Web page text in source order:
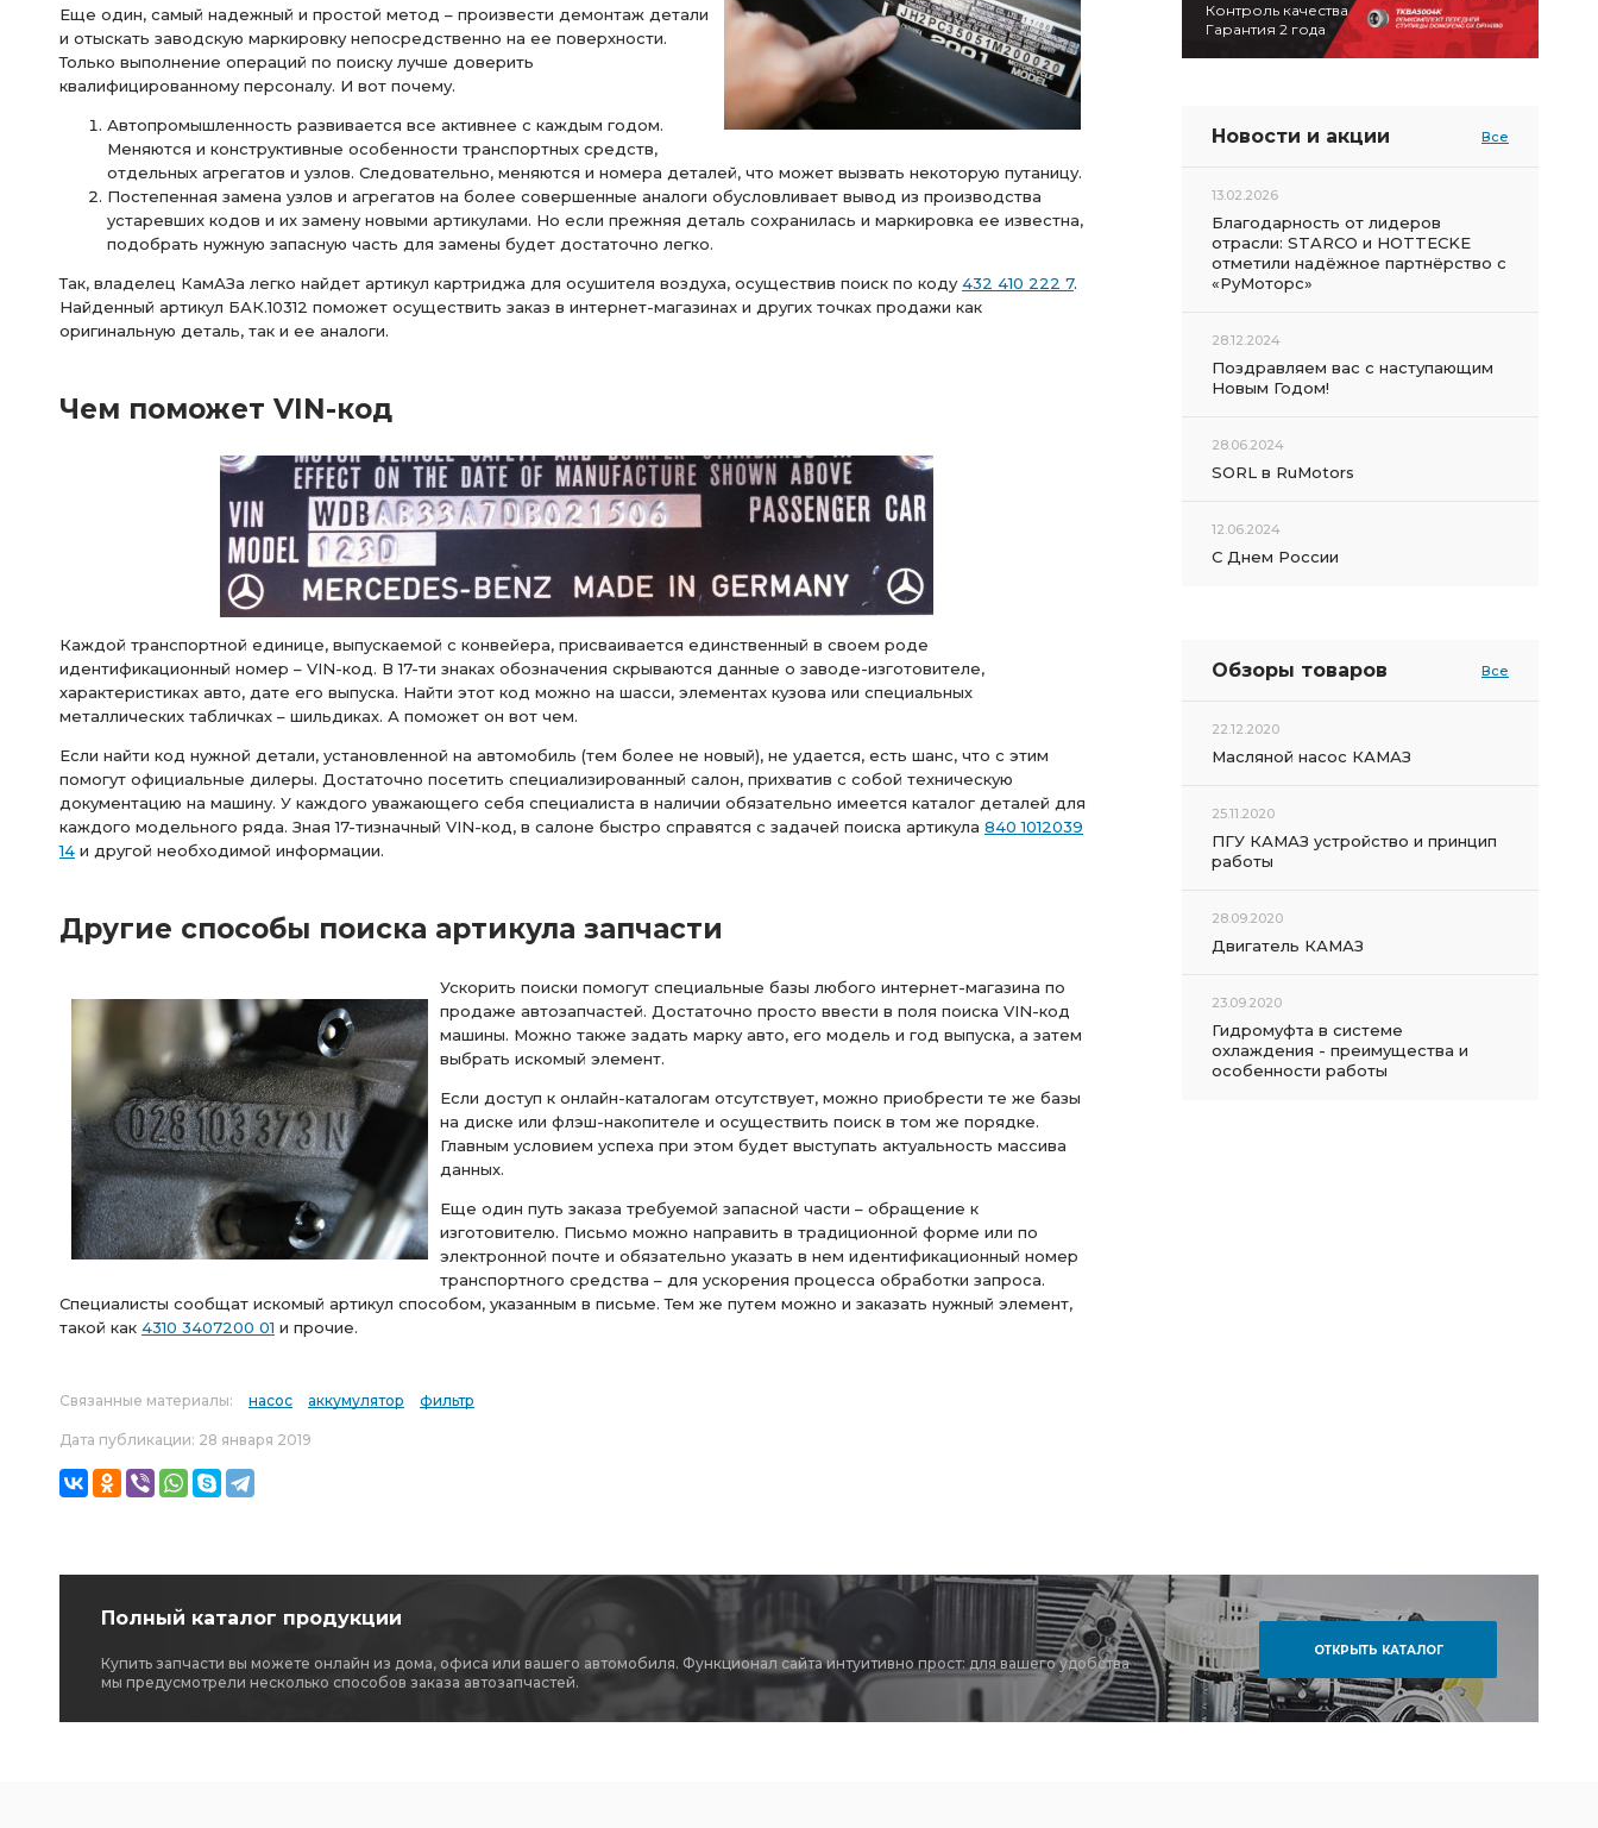
Еще один, самый надежный и простой метод – произвести демонтаж детали
и отыскать заводскую маркировку непосредственно на ее поверхности.
Только выполнение операций по поиску лучше доверить
квалифицированному персоналу. И вот почему.
Автопромышленность развивается все активнее с каждым годом.
Меняются и конструктивные особенности транспортных средств,
отдельных агрегатов и узлов. Следовательно, меняются и номера деталей, что может вызвать некоторую путаницу.
Постепенная замена узлов и агрегатов на более совершенные аналоги обусловливает вывод из производства
устаревших кодов и их замену новыми артикулами. Но если прежняя деталь сохранилась и маркировка ее известна,
подобрать нужную запасную часть для замены будет достаточно легко.
Так, владелец КамАЗа легко найдет артикул картриджа для осушителя воздуха, осуществив поиск по коду432 410 222 7.
Найденный артикул БАК.10312 поможет осуществить заказ в интернет-магазинах и других точках продажи как
оригинальную деталь, так и ее аналоги.
Чем поможет VIN-код
Каждой транспортной единице, выпускаемой с конвейера, присваивается единственный в своем роде
идентификационный номер – VIN-код. В 17-ти знаках обозначения скрываются данные о заводе-изготовителе,
характеристиках авто, дате его выпуска. Найти этот код можно на шасси, элементах кузова или специальных
металлических табличках – шильдиках. А поможет он вот чем.
Если найти код нужной детали, установленной на автомобиль (тем более не новый), не удается, есть шанс, что с этим
помогут официальные дилеры. Достаточно посетить специализированный салон, прихватив с собой техническую
документацию на машину. У каждого уважающего себя специалиста в наличии обязательно имеется каталог деталей для
каждого модельного ряда. Зная 17-тизначный VIN-код, в салоне быстро справятся с задачей поиска артикула 840 1012039
14 и другой необходимой информации.
Другие способы поиска артикула запчасти
Ускорить поиски помогут специальные базы любого интернет-магазина по
продаже автозапчастей. Достаточно просто ввести в поля поиска VIN-код
машины. Можно также задать марку авто, его модель и год выпуска, а затем
выбрать искомый элемент.
Если доступ к онлайн-каталогам отсутствует, можно приобрести те же базы
на диске или флэш-накопителе и осуществить поиск в том же порядке.
Главным условием успеха при этом будет выступать актуальность массива
данных.
Еще один путь заказа требуемой запасной части – обращение к
изготовителю. Письмо можно направить в традиционной форме или по
электронной почте и обязательно указать в нем идентификационный номер
транспортного средства – для ускорения процесса обработки запроса.
Специалисты сообщат искомый артикул способом, указанным в письме. Тем же путем можно и заказать нужный элемент,
такой как 4310 3407200 01 и прочие.
Связанные материалы: насос аккумулятор фильтр
Дата публикации: 28 января 2019
Контроль качества
Гарантия 2 года
Новости и акции Все
13.02.2026
Благодарность от лидеров
отрасли: STARCO и HOTTECKE
отметили надёжное партнёрство с
«РуМоторс»
28.12.2024
Поздравляем вас с наступающим
Новым Годом!
28.06.2024
SORL в RuMotors
12.06.2024
С Днем России
Обзоры товаров Все
22.12.2020
Масляной насос КАМАЗ
25.11.2020
ПГУ КАМАЗ устройство и принцип
работы
28.09.2020
Двигатель КАМАЗ
23.09.2020
Гидромуфта в системе
охлаждения - преимущества и
особенности работы
Полный каталог продукции
Купить запчасти вы можете онлайн из дома, офиса или вашего автомобиля. Функционал сайта интуитивно прост: для вашего удобства
мы предусмотрели несколько способов заказа автозапчастей.
ОТКРЫТЬ КАТАЛОГ